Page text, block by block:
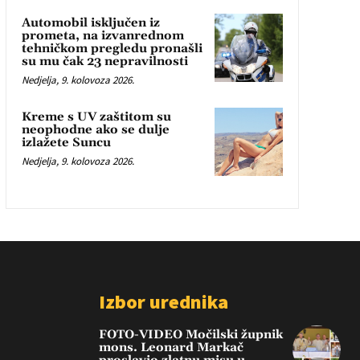
Automobil isključen iz
prometa, na izvanrednom
tehničkom pregledu pronašli
su mu čak 23 nepravilnosti
Nedjelja, 9. kolovoza 2026.
Kreme s UV zaštitom su
neophodne ako se dulje
izlažete Suncu
Nedjelja, 9. kolovoza 2026.
Izbor urednika
FOTO-VIDEO Močilski župnik
mons. Leonard Markač